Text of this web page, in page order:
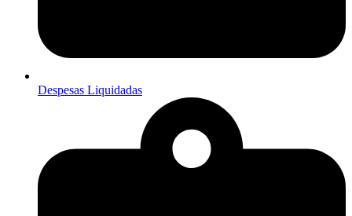
Despesas Liquidadas